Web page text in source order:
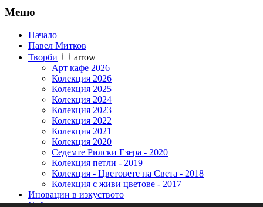
Меню
Начало
Павел Митков
Творби
arrow
Арт кафе 2026
Колекция 2026
Колекция 2025
Колекция 2024
Колекция 2023
Колекция 2022
Колекция 2021
Колекция 2020
Седемте Рилски Езера - 2020
Колекция петли - 2019
Колекция - Цветовете на Света - 2018
Колекция с живи цветове - 2017
Иновации в изкуството
Събития